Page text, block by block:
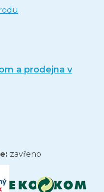
a prodejna v
zavřeno